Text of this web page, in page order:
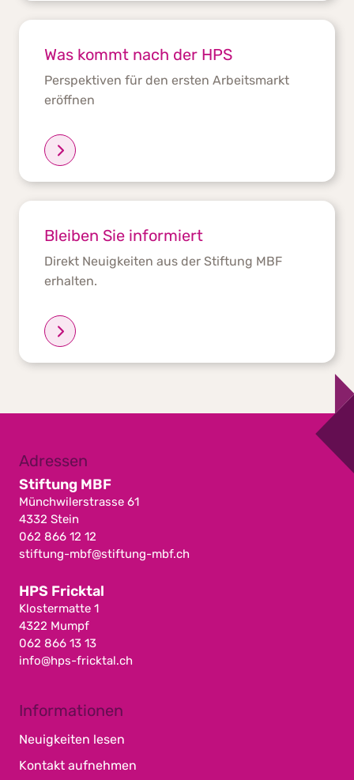
Was kommt nach der HPS
Perspektiven für den ersten Arbeitsmarkt
eröffnen
Bleiben Sie informiert
Direkt Neuigkeiten aus der Stiftung MBF
erhalten.
Adressen
Stiftung MBF
Münchwilerstrasse 61
4332 Stein
062 866 12 12
stiftung-mbf@stiftung-mbf.ch
HPS Fricktal
Klostermatte 1
4322 Mumpf
062 866 13 13
info@hps-fricktal.ch
Informationen
Neuigkeiten lesen
Kontakt aufnehmen